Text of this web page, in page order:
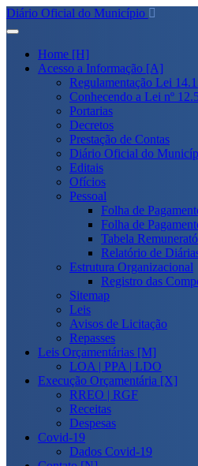
Diário Oficial do Município
Home [H]
Acesso a Informação [A]
Regulamentação Lei
Conhecendo a Lei nº
Portarias
Decretos
Prestação de Contas
Diário Oficial do
Editais
Ofícios
Pessoal
Folha de
Folha de
Tabela
Relatório de
Estrutura Organizacional
Registro das
Sitemap
Leis
Avisos de Licitação
Repasses
Leis Orçamentárias [M]
LOA | PPA | LDO
Execução Orçamentária [X]
RREO | RGF
Receitas
Despesas
Covid-19
Dados Covid-19